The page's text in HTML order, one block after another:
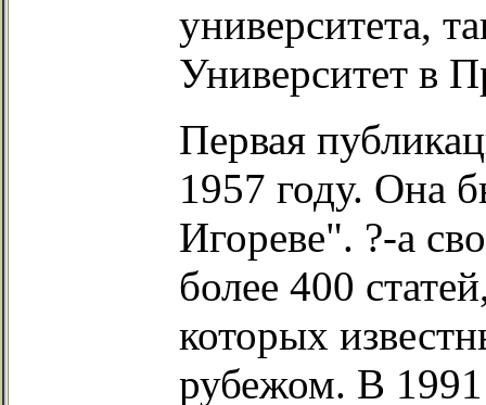
университета,
Университет в
Первая
1957 году. Она
Игореве". ?-а
более 400
которых
рубежом. В